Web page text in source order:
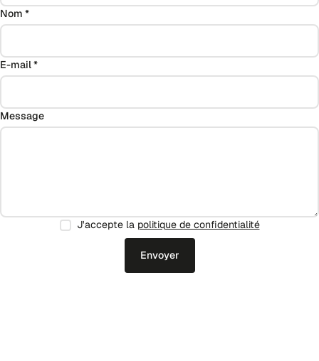
Nom *
E-mail *
Message
J'accepte la politique de confidentialité